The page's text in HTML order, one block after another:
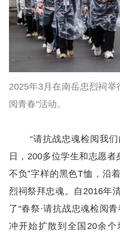
2025年3月在南岳忠烈祠举
阅青春"活动。
“请抗战忠魂检阅我
日，200多位学生和志愿者
不负”字样的黑色T恤，沿
烈祠祭拜忠魂。自2016年
了“春祭·请抗战忠魂检阅
冲开始扩散到全国20余